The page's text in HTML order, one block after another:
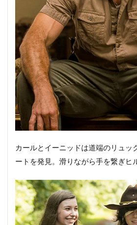
カールとイーニッドは道端のリュッ
ートを発見。滑りながら手を繋ぎヒ